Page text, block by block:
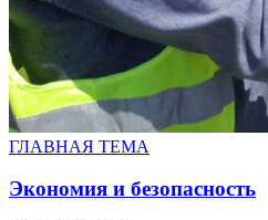
ГЛАВНАЯ ТЕМА
Экономия и безопасность